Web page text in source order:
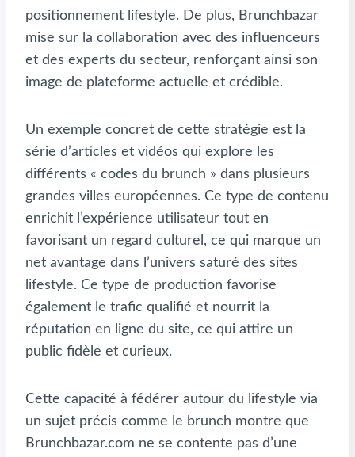
positionnement lifestyle. De plus, Brunchbazar
mise sur la collaboration avec des influenceurs
et des experts du secteur, renforçant ainsi son
image de plateforme actuelle et crédible.
Un exemple concret de cette stratégie est la
série d’articles et vidéos qui explore les
différents « codes du brunch » dans plusieurs
grandes villes européennes. Ce type de contenu
enrichit l’expérience utilisateur tout en
favorisant un regard culturel, ce qui marque un
net avantage dans l’univers saturé des sites
lifestyle. Ce type de production favorise
également le trafic qualifié et nourrit la
réputation en ligne du site, ce qui attire un
public fidèle et curieux.
Cette capacité à fédérer autour du lifestyle via
un sujet précis comme le brunch montre que
Brunchbazar.com ne se contente pas d’une